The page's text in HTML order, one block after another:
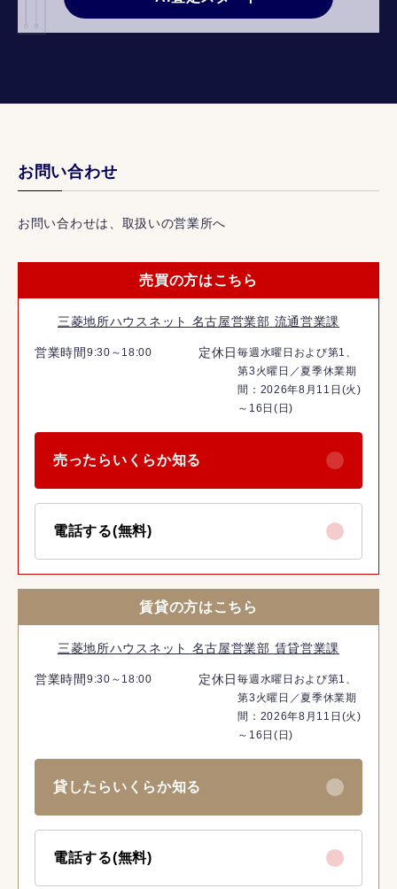
お問い合わせ
お問い合わせは、取扱いの営業所へ
売買の方はこちら
三菱地所ハウスネット 名古屋営業部 流通営業課
営業時間 9:30～18:00 定休日毎週水曜日および第1、
第3火曜日／夏季休業期
間：2026年8月11日(火)
～16日(日)
売ったらいくらか知る
電話する(無料)
賃貸の方はこちら
三菱地所ハウスネット 名古屋営業部 賃貸営業課
営業時間 9:30～18:00 定休日毎週水曜日および第1、
第3火曜日／夏季休業期
間：2026年8月11日(火)
～16日(日)
貸したらいくらか知る
電話する(無料)